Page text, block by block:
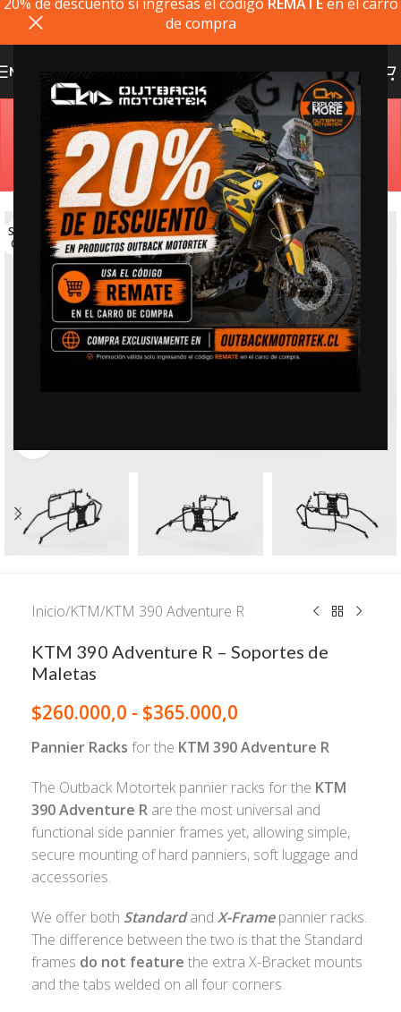
de compra
MENU
Estimado cliente, si el producto que busca no está
disponible, puede comprarlo directamente en
outbackmotortek.com
SOLD
OUT
Inicio/KTM/KTM 390 Adventure R
KTM 390 Adventure R – Soportes de
Maletas
$260.000,0 - $365.000,0
Pannier Racks for the KTM 390 Adventure R
The Outback Motortek pannier racks for the KTM
390 Adventure R are the most universal and
functional side pannier frames yet, allowing simple,
secure mounting of hard panniers, soft luggage and
accessories.
We offer both Standardand X-Framepannier racks.
The difference between the two is that the Standard
frames do not feature the extra X-Bracket mounts
and the tabs welded on all four corners.